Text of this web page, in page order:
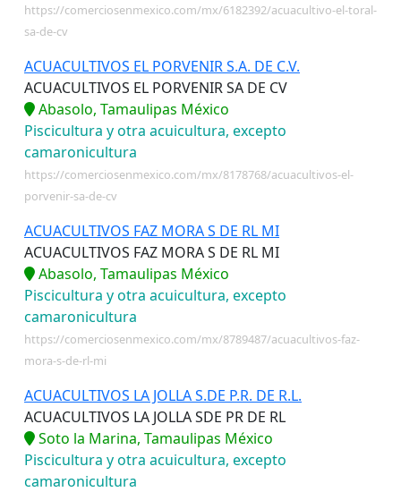
https://comerciosenmexico.com/mx/6182392/acuacultivo-el-toral-
sa-de-cv
ACUACULTIVOS EL PORVENIR S.A. DE C.V.
ACUACULTIVOS EL PORVENIR SA DE CV
Abasolo, Tamaulipas México
Piscicultura y otra acuicultura, excepto
camaronicultura
https://comerciosenmexico.com/mx/8178768/acuacultivos-el-
porvenir-sa-de-cv
ACUACULTIVOS FAZ MORA S DE RL MI
ACUACULTIVOS FAZ MORA S DE RL MI
Abasolo, Tamaulipas México
Piscicultura y otra acuicultura, excepto
camaronicultura
https://comerciosenmexico.com/mx/8789487/acuacultivos-faz-
mora-s-de-rl-mi
ACUACULTIVOS LA JOLLA S.DE P.R. DE R.L.
ACUACULTIVOS LA JOLLA SDE PR DE RL
Soto la Marina, Tamaulipas México
Piscicultura y otra acuicultura, excepto
camaronicultura